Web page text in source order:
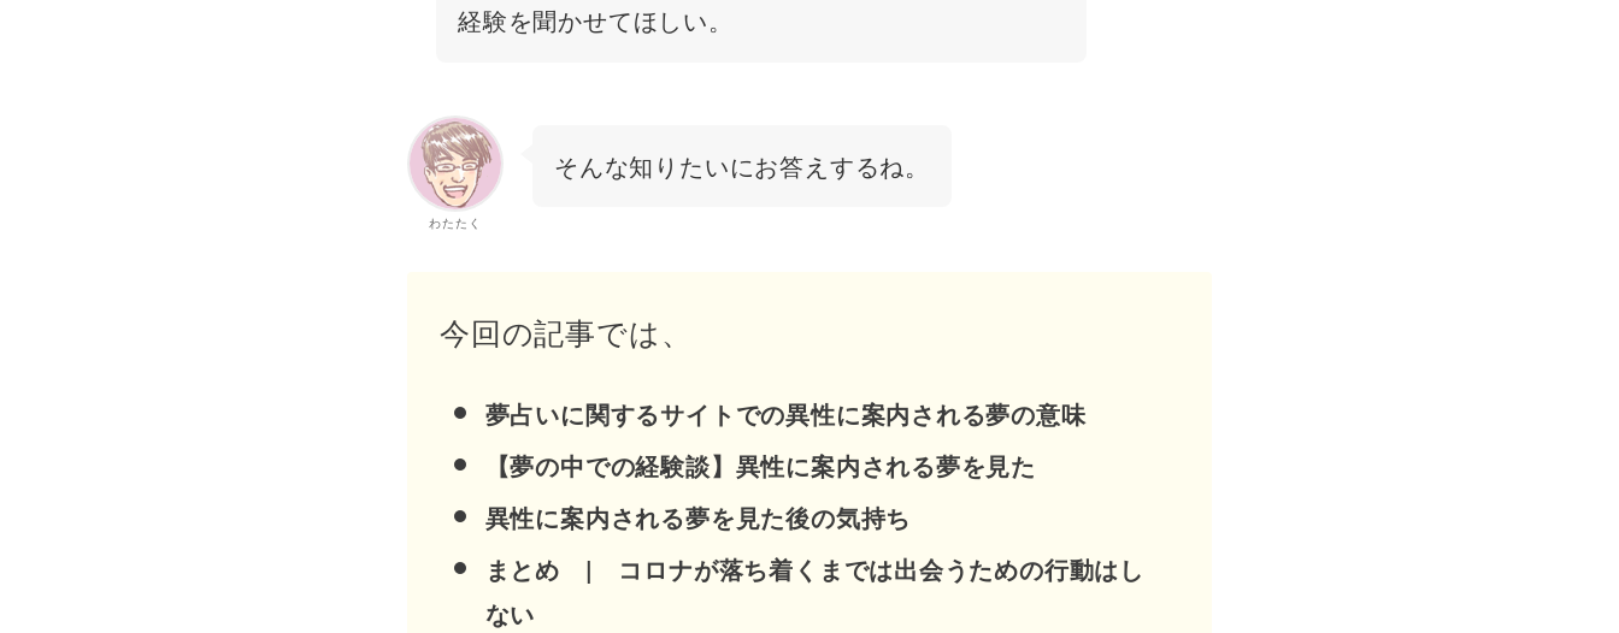
経験を聞かせてほしい。
わたたく
そんな知りたいにお答えするね。
今回の記事では、
夢占いに関するサイトでの異性に案内される夢の意味
【夢の中での経験談】異性に案内される夢を見た
異性に案内される夢を見た後の気持ち
まとめ | コロナが落ち着くまでは出会うための行動はし
ない